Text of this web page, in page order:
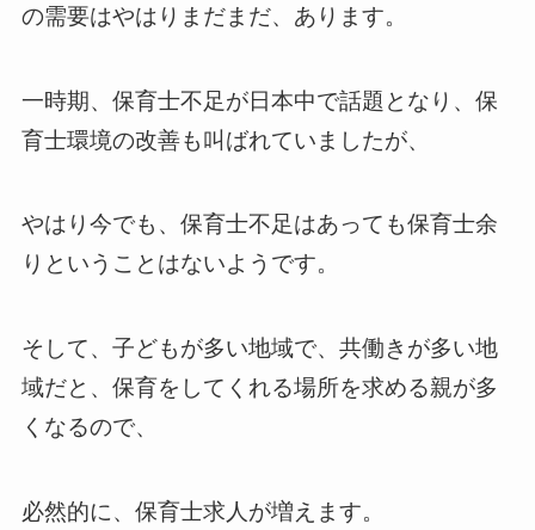
の需要はやはりまだまだ、あります。
一時期、保育士不足が日本中で話題となり、保
育士環境の改善も叫ばれていましたが、
やはり今でも、保育士不足はあっても保育士余
りということはないようです。
そして、子どもが多い地域で、共働きが多い地
域だと、保育をしてくれる場所を求める親が多
くなるので、
必然的に、保育士求人が増えます。